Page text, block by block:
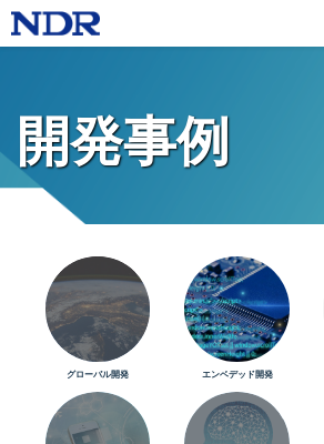
開発事例
グローバル開発 エンベデッド開発